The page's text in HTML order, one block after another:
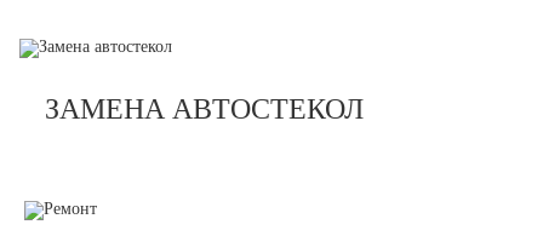
ЗАМЕНА АВТОСТЕКОЛ